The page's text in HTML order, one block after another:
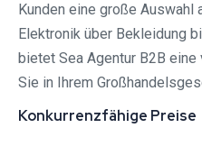
Kunden eine große Auswahl
Elektronik über Bekleidung
bietet Sea Agentur B2B
Sie in Ihrem
Konkurrenzfähige Preise